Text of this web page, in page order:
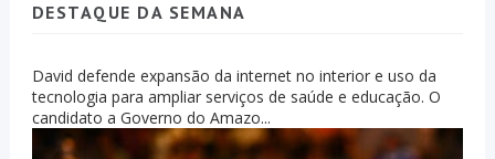
DESTAQUE DA SEMANA
David defende expansão da internet no interior e uso da
tecnologia para ampliar serviços de saúde e educação. O
candidato a Governo do Amazo...